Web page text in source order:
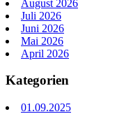
August 2026
Juli 2026
Juni 2026
Mai 2026
April 2026
Kategorien
01.09.2025